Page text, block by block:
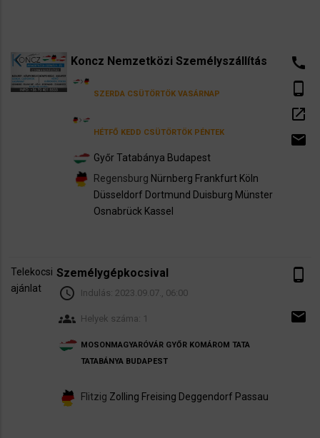
Koncz Nemzetközi Személyszállítás
SZERDA CSÜTÖRTÖK VASÁRNAP
HÉTFŐ KEDD CSÜTÖRTÖK PÉNTEK
GyőrTatabánya Budapest
Regensburg Nürnberg Frankfurt Köln
Düsseldorf Dortmund Duisburg Münster
Osnabrück Kassel
call
phone_android
open_in_new
email
Telekocsi
ajánlat
Személygépkocsival
schedule Indulás: 2023.09.07., 06:00
groups Helyek száma: 1
MOSONMAGYARÓVÁR GYŐR KOMÁROM TATA
TATABÁNYA BUDAPEST
Flitzig Zolling Freising Deggendorf Passau
phone_android
email